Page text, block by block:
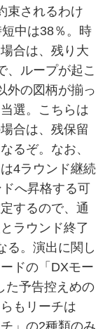
束されるわけ
中は38％。時
合は、残り大
、ループが起こ
外の図柄が揃っ
選。こちらは
合は、残保留
るぞ。なお、
4ラウンド継続
へ昇格する可
するので、通
ラウンド終了
る。演出に関し
ドの「DXモー
た予告控えめの
もリーチは